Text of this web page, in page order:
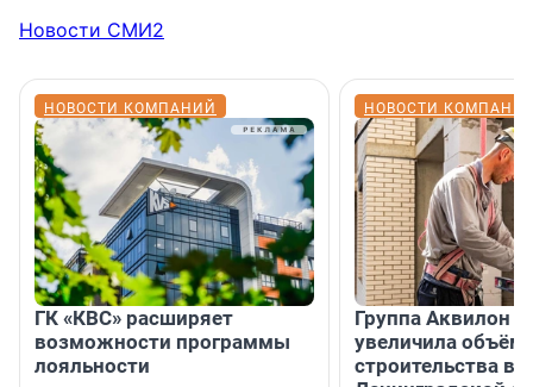
Новости СМИ2
НОВОСТИ КОМПАНИЙ
ГК «КВС» расширяет
возможности программы
лояльности
НОВОСТИ
Группа Аквилон
увеличила объём
строительства в